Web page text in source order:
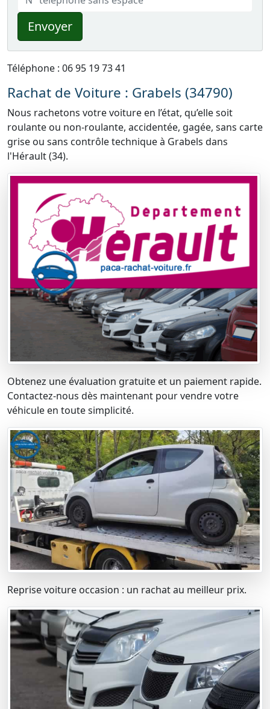
Envoyer
Téléphone : 06 95 19 73 41
Rachat de Voiture : Grabels (34790)
Nous rachetons votre voiture en l’état, qu’elle soit
roulante ou non-roulante, accidentée, gagée, sans carte
grise ou sans contrôle technique à Grabels dans
l'Hérault (34).
Obtenez une évaluation gratuite et un paiement rapide.
Contactez-nous dès maintenant pour vendre votre
véhicule en toute simplicité.
Reprise voiture occasion : un rachat au meilleur prix.